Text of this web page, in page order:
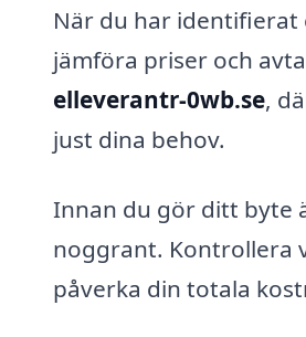
När du har
jämföra priser och
elleverantr-0wb.se,
just dina behov.
Innan du gör ditt byte
noggrant. Kontrollera
påverka din totala